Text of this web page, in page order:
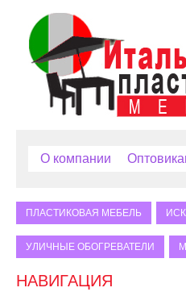
О компании
ПЛАСТИКОВАЯ МЕБЕЛЬ
УЛИЧНЫЕ ОБОГРЕВАТЕЛИ
НАВИГАЦИЯ